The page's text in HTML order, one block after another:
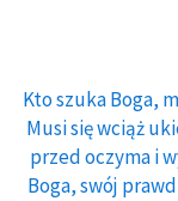
Kto szuka Boga,
Musi się wciąż
przed oczyma i
Boga, swój